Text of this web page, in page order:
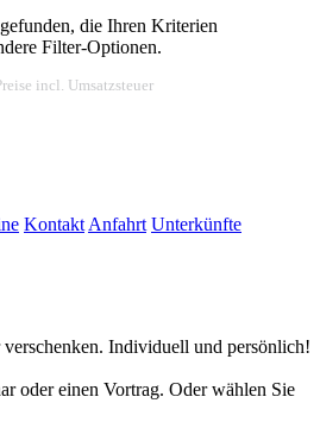
die Ihren Kriterien
Filter-Optionen.
incl. Umsatzsteuer
KontaktAnfahrt Unterkünfte
Individuell und persönlich!
oder einen Vortrag. Oder wählen Sie